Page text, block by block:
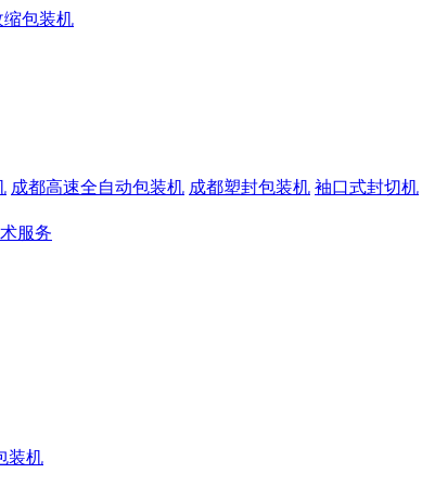
成都高速全自动包装机 成都塑封包装机 袖口式封切机
服务
装机